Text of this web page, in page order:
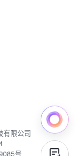
有限公司
号